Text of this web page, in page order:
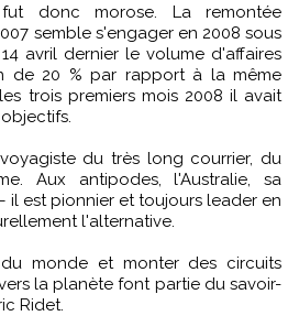
donc morose. La remontée
semble s'engager en 2008 sous
avril dernier le volume d'affaires
de 20 % par rapport à la même
trois premiers mois 2008 il avait
du très long courrier, du
Aux antipodes, l'Australie, sa
il est pionnier et toujours leader en
l'alternative.
monde et monter des circuits
la planète font partie du savoir-
Ridet.